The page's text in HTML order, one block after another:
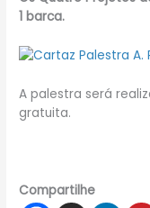
1 barca.
A palestra será
gratuita.
Compartilhe